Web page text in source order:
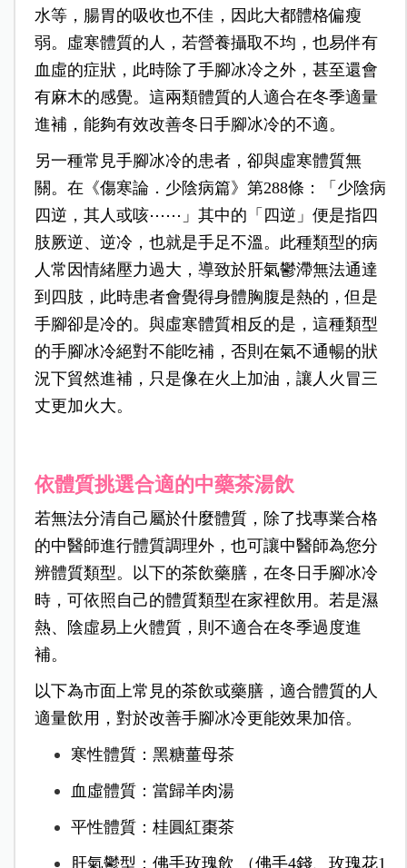
水等，腸胃的吸收也不佳，因此大都體格偏瘦
弱。虛寒體質的人，若營養攝取不均，也易伴有
血虛的症狀，此時除了手腳冰冷之外，甚至還會
有麻木的感覺。這兩類體質的人適合在冬季適量
進補，能夠有效改善冬日手腳冰冷的不適。
另一種常見手腳冰冷的患者，卻與虛寒體質無
關。在《傷寒論．少陰病篇》第288條：「少陰病
四逆，其人或咳⋯⋯」其中的「四逆」便是指四
肢厥逆、逆冷，也就是手足不溫。此種類型的病
人常因情緒壓力過大，導致於肝氣鬱滯無法通達
到四肢，此時患者會覺得身體胸腹是熱的，但是
手腳卻是冷的。與虛寒體質相反的是，這種類型
的手腳冰冷絕對不能吃補，否則在氣不通暢的狀
況下貿然進補，只是像在火上加油，讓人火冒三
丈更加火大。
依體質挑選合適的中藥茶湯飲
若無法分清自己屬於什麼體質，除了找專業合格
的中醫師進行體質調理外，也可讓中醫師為您分
辨體質類型。以下的茶飲藥膳，在冬日手腳冰冷
時，可依照自己的體質類型在家裡飲用。若是濕
熱、陰虛易上火體質，則不適合在冬季過度進
補。
以下為市面上常見的茶飲或藥膳，適合體質的人
適量飲用，對於改善手腳冰冷更能效果加倍。
寒性體質：黑糖薑母茶
血虛體質：當歸羊肉湯
平性體質：桂圓紅棗茶
肝氣鬱型：佛手玫瑰飲 （佛手4錢、玫瑰花1